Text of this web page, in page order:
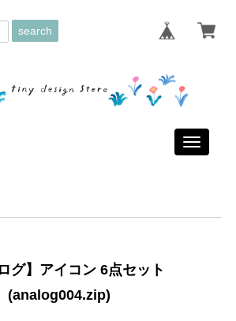
search
Toggle
グ】アイコン 6点セット
(analog004.zip)